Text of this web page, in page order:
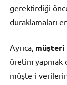
gerektirdiği
duraklamaları
Ayrıca, müşteri
üretim yapmak
müşteri